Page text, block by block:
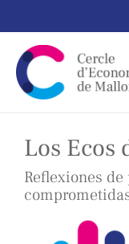
Los Ecos
Reflexiones